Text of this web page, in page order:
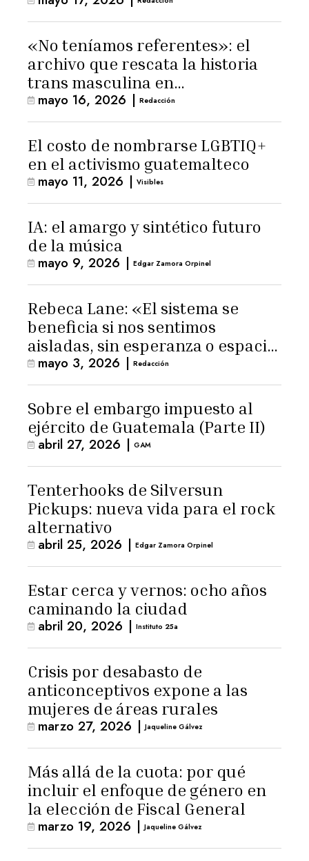
«No teníamos referentes»: el
archivo que rescata la historia
trans masculina en
Latinoamérica
mayo 16, 2026 | Redacción
El costo de nombrarse LGBTIQ+
en el activismo guatemalteco
mayo 11, 2026 | Visibles
IA: el amargo y sintético futuro
de la música
mayo 9, 2026 | Edgar Zamora Orpinel
Rebeca Lane: «El sistema se
beneficia si nos sentimos
aisladas, sin esperanza o espacio
para la ternura»
mayo 3, 2026 | Redacción
Sobre el embargo impuesto al
ejército de Guatemala (Parte II)
abril 27, 2026 | GAM
Tenterhooks de Silversun
Pickups: nueva vida para el rock
alternativo
abril 25, 2026 | Edgar Zamora Orpinel
Estar cerca y vernos: ocho años
caminando la ciudad
abril 20, 2026 | Instituto 25a
Crisis por desabasto de
anticonceptivos expone a las
mujeres de áreas rurales
marzo 27, 2026 | Jaqueline Gálvez
Más allá de la cuota: por qué
incluir el enfoque de género en
la elección de Fiscal General
marzo 19, 2026 | Jaqueline Gálvez